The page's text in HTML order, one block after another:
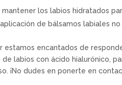
mantener los labios hidratados
de bálsamos labiales
estamos encantados de
labios con ácido hialurónico,
¡No dudes en ponerte en